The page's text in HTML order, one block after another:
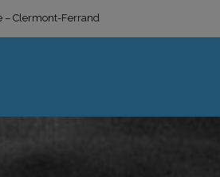
– Clermont-Ferrand